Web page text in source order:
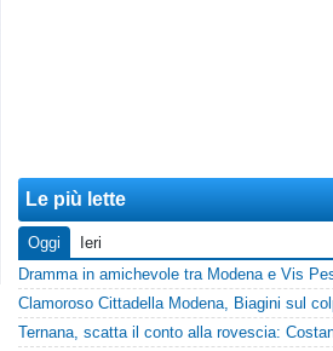
Le più lette
Oggi
Ieri